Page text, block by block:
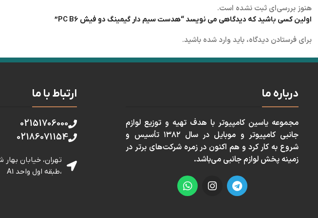
هنوز بررسی‌ای ثبت نشده است.
اولین کسی باشید که دیدگاهی می نویسد “هدست سیم دار گیمینگ دو فیش PC B6”
برای فرستادن دیدگاه، باید وارد شده باشید.
درباره ما
مجموعه ياسين كامپيوتر با هدف تهيه و توزيع لوازم
جانبی كامپيوتر و موبايل در سال ١٣٨٢ تأسيس و
شروع به كار كرد و هم اكنون در زمره شركت‌های برتر در
زمينه پخش لوازم جانبی می‌باشد.
ارتباط با ما
02151706000
02186071154
،طبقه اول واحد A1